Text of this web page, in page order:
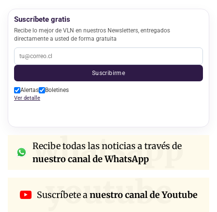
Suscríbete gratis
Recibe lo mejor de VLN en nuestros Newsletters, entregados
directamente a usted de forma gratuita
Suscribirme
Alertas Boletines
Ver detalle
whatsapp
Recibe todas las noticias a través de
nuestro canal de WhatsApp
youtube
Suscríbete anuestro canal de Youtube